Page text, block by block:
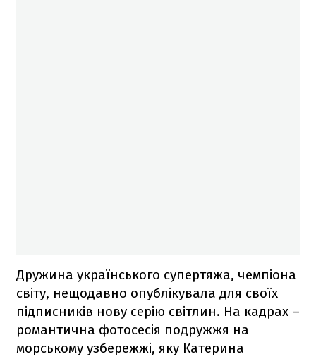
Дружина українського супертяжа, чемпіона
світу, нещодавно опублікувала для своїх
підписників нову серію світлин. На кадрах –
романтична фотосесія подружжя на
морському узбережжі, яку Катерина